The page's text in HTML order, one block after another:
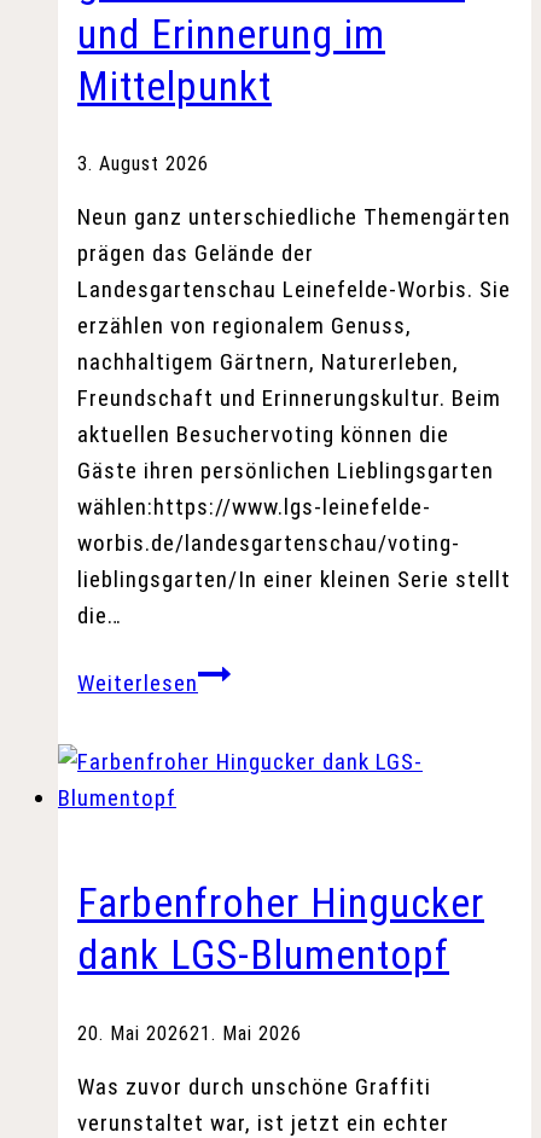
auf
die
LGS
und Erinnerung im
Mittelpunkt
3. August 2026
Neun ganz unterschiedliche Themengärten
prägen das Gelände der
Landesgartenschau Leinefelde-Worbis. Sie
erzählen von regionalem Genuss,
nachhaltigem Gärtnern, Naturerleben,
Freundschaft und Erinnerungskultur. Beim
aktuellen Besuchervoting können die
Gäste ihren persönlichen Lieblingsgarten
wählen:https://www.lgs-leinefelde-
worbis.de/landesgartenschau/voting-
lieblingsgarten/In einer kleinen Serie stellt
die…
WeiterlesenSchönster
gesucht:
Erinnerung
im
Mittelpunkt
Farbenfroher Hingucker
dank LGS-Blumentopf
20. Mai 202621. Mai 2026
Was zuvor durch unschöne Graffiti
verunstaltet war, ist jetzt ein echter